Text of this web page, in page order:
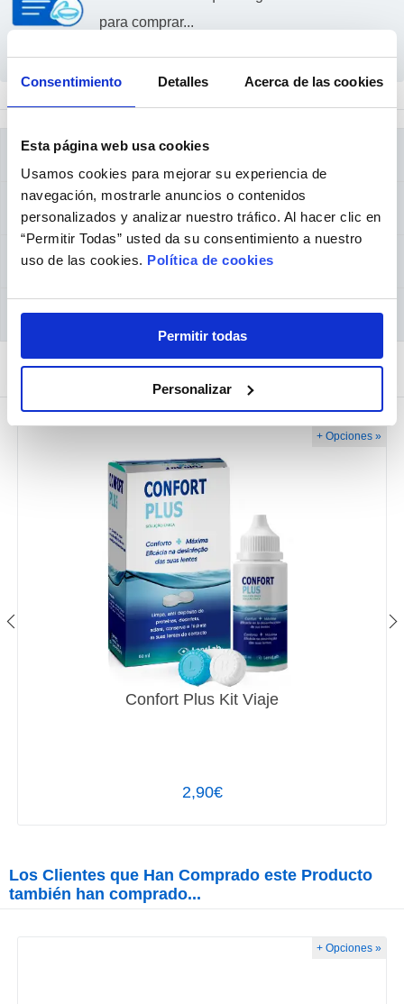
Consentimiento Detalles Acerca de las cookies
Esta página web usa cookies
Usamos cookies para mejorar su experiencia de
navegación, mostrarle anuncios o contenidos
personalizados y analizar nuestro tráfico. Al hacer clic en
“Permitir Todas” usted da su consentimiento a nuestro
uso de las cookies. Política de cookies
Permitir todas
Personalizar
para comprar...
DESCRIPCIÓN
ESPECIFICACIONES TÉCNICAS
GUÍA DE ADAPTACIÓN
CONSEJOS Y CUIDADOS
Comprados juntos habitualmente
Confort Plus Kit Viaje
2,90€
+ Opciones »
Los Clientes que Han Comprado este Producto
también han comprado...
+ Opciones »